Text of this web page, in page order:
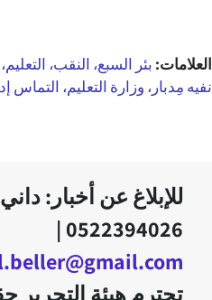
العلامات: بئر السبع، النقب،
نفيه مِدبار، وزارة التعليم، التماس
للإبلاغ عن أخبار:
0522394026 |
تحترم هيئة التحرير